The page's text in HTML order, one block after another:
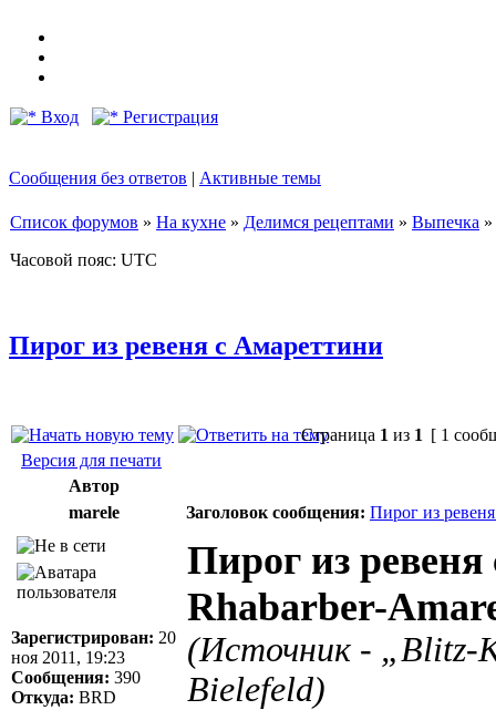
Вход Регистрация
Сообщения без ответов | Активные темы
Список форумов » На кухне » Делимся рецептами » Выпечка »
Часовой пояс: UTC
Пирог из ревеня с Амареттини
Страница 1 из 1 [ 1
Версия для печати
Автор
marele
Заголовок сообщения: Пирог из
Зарегистрирован: 20
ноя 2011, 19:23
Сообщения: 390
Откуда: BRD
Пирог из
Rhabarber-
(Источник - „Blitz-
Bielefeld)